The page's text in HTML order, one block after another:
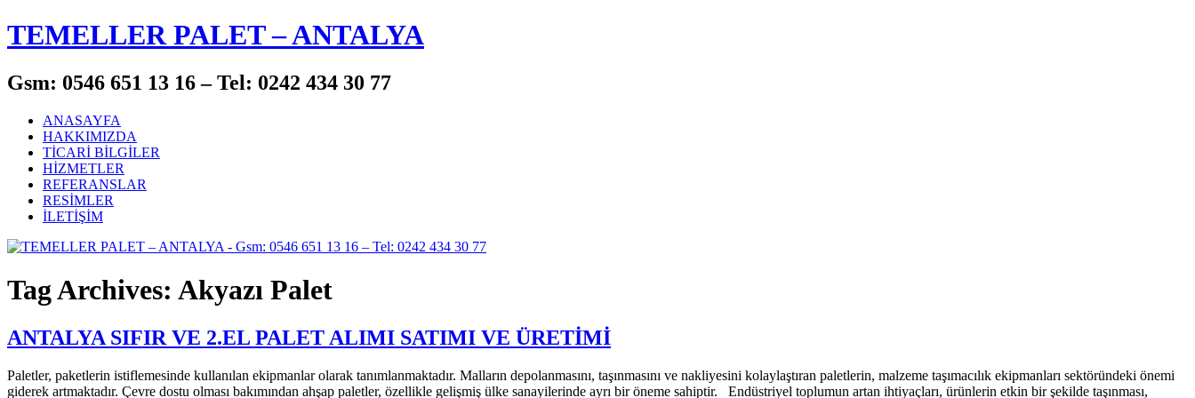
TEMELLER PALET – ANTALYA
Gsm: 0546 651 13 16 – Tel: 0242 434 30 77
ANASAYFA
HAKKIMIZDA
TİCARİ BİLGİLER
HİZMETLER
REFERANSLAR
RESİMLER
İLETİŞİM
Tag Archives: Akyazı Palet
ANTALYA SIFIR VE 2.EL PALET ALIMI SATIMI VE ÜRETİMİ
Paletler, paketlerin istiflemesinde kullanılan ekipmanlar olarak tanımlanmaktadır. Malların depolanmasını, taşınmasını ve nakliyesini kolaylaştıran paletlerin, malzeme taşımacılık ekipmanları sektöründeki önemi
giderek artmaktadır. Çevre dostu olması bakımından ahşap paletler, özellikle gelişmiş ülke sanayilerinde ayrı bir öneme sahiptir. Endüstriyel toplumun artan ihtiyaçları, ürünlerin etkin bir şekilde taşınması,